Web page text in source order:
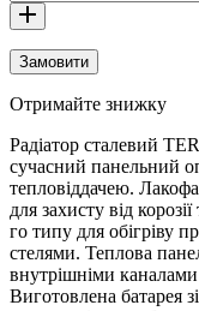
Замовити
Отримайте знижку
Радіатор сталевий
сучасний панельний
тепловіддачею.
для захисту від
го типу для обігріву
стелями. Теплова
внутрішніми
Виготовлена батарея